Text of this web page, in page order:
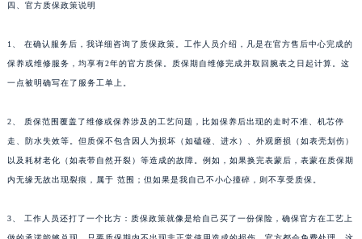
四、官方质保政策说明
1、 在确认服务后，我详细咨询了质保政策。工作人员介绍，凡是在官方售后中心完成的
保养或维修服务，均享有2年的官方质保。质保期自维修完成并取回腕表之日起计算。这
一点被明确写在了服务工单上。
2、 质保范围覆盖了维修或保养涉及的工艺问题，比如保养后出现的走时不准、机芯停
走、防水失效等。但质保不包含因人为损坏（如磕碰、进水）、外观磨损（如表壳划伤）
以及耗材老化（如表带自然开裂）等造成的故障。例如，如果换完表蒙后，表蒙在质保期
内无缘无故出现裂痕，属于 范围；但如果是我自己不小心撞碎，则不享受质保。
3、 工作人员还打了一个比方：质保政策就像是给自己买了一份保险，确保官方在工艺上